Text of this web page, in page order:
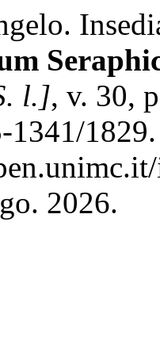
l.], v. 30,
1341/
2026.